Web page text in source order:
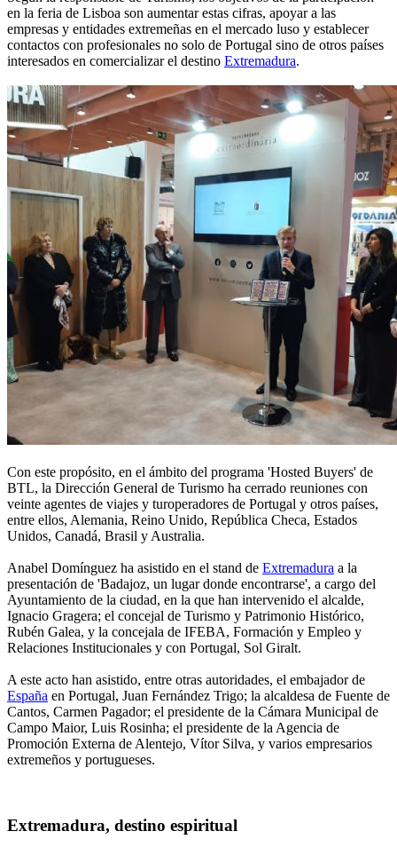
en la feria de Lisboa son aumentar estas cifras, apoyar a las
empresas y entidades extremeñas en el mercado luso y establecer
contactos con profesionales no solo de Portugal sino de otros países
interesados en comercializar el destino Extremadura.
Con este propósito, en el ámbito del programa 'Hosted Buyers' de
BTL, la Dirección General de Turismo ha cerrado reuniones con
veinte agentes de viajes y turoperadores de Portugal y otros países,
entre ellos, Alemania, Reino Unido, República Checa, Estados
Unidos, Canadá, Brasil y Australia.
Anabel Domínguez ha asistido en el stand de Extremadura a la
presentación de 'Badajoz, un lugar donde encontrarse', a cargo del
Ayuntamiento de la ciudad, en la que han intervenido el alcalde,
Ignacio Gragera; el concejal de Turismo y Patrimonio Histórico,
Rubén Galea, y la concejala de IFEBA, Formación y Empleo y
Relaciones Institucionales y con Portugal, Sol Giralt.
A este acto han asistido, entre otras autoridades, el embajador de
España en Portugal, Juan Fernández Trigo; la alcaldesa de Fuente de
Cantos, Carmen Pagador; el presidente de la Cámara Municipal de
Campo Maior, Luis Rosinha; el presidente de la Agencia de
Promoción Externa de Alentejo, Vítor Silva, y varios empresarios
extremeños y portugueses.
Extremadura, destino espiritual